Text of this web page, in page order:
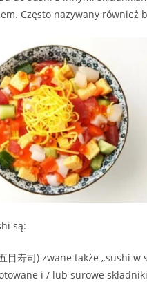
Często nazywany również
są:
目寿司) zwane także „sushi w
i / lub surowe składniki